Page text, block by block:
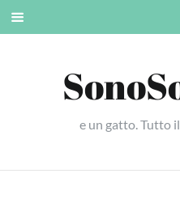
Skip
e un gatto. Tutto